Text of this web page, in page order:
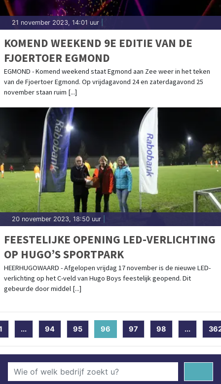
21 november 2023, 14:01 uur
KOMEND WEEKEND 9E EDITIE VAN DE
FJOERTOER EGMOND
EGMOND - Komend weekend staat Egmond aan Zee weer in het teken
van de Fjoertoer Egmond. Op vrijdagavond 24 en zaterdagavond 25
november staan ruim [...]
20 november 2023, 18:50 uur
FEESTELIJKE OPENING LED-VERLICHTING
OP HUGO’S SPORTPARK
HEERHUGOWAARD - Afgelopen vrijdag 17 november is de nieuwe LED-
verlichting op het C-veld van Hugo Boys feestelijk geopend. Dit
gebeurde door middel [...]
... 94 95 96 (current)
97 98 ...